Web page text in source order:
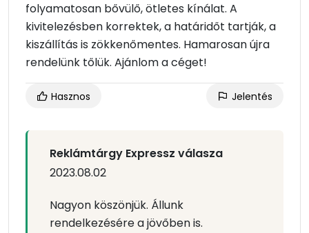
folyamatosan bővülő, ötletes kínálat. A
kivitelezésben korrektek, a határidőt tartják, a
kiszállítás is zökkenőmentes. Hamarosan újra
rendelünk tőlük. Ajánlom a céget!
Hasznos Jelentés
Reklámtárgy Expressz válasza
2023.08.02
Nagyon köszönjük. Állunk
rendelkezésére a jövőben is.